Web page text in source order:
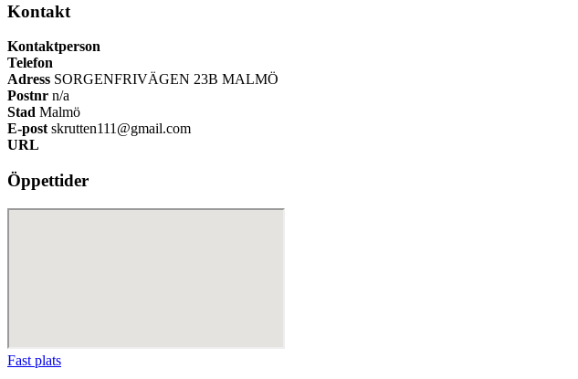
Kontakt
Kontaktperson
Telefon
Adress SORGENFRIVÄGEN 23B MALMÖ
Postnr n/a
Stad Malmö
E-post skrutten111@gmail.com
URL
Öppettider
Fast plats